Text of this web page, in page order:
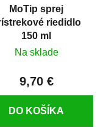
MoTip sprej
riedidlo
150 ml
Na sklade
9,70 €
DO KOŠÍKA